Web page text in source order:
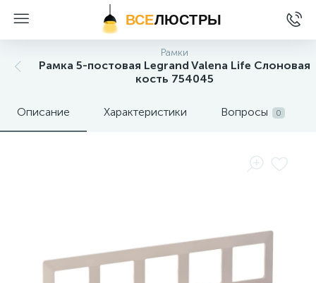
ВСЕЛЮСТРЫ
Рамки
Рамка 5-постовая Legrand Valena Life Слоновая
кость 754045
Описание Характеристики Вопросы 0